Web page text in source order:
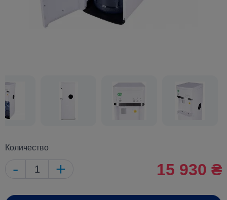
Количество
- + 15 930 ₴